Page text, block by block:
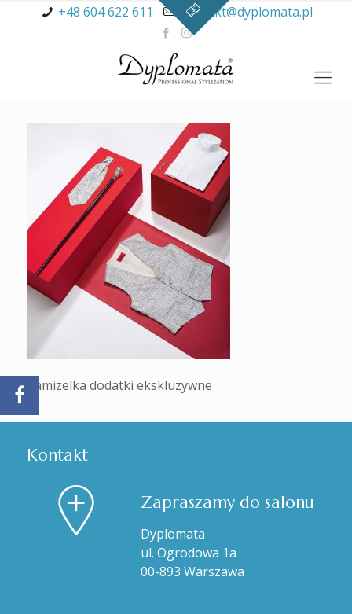
+48 604 622 611 kontakt@dyplomata.pl
Kamizelka dodatki ekskluzywne
Kontakt
Zapraszamy do salonu
Dyplomata
ul. Ogrodowa 1a
00-893 Warszawa